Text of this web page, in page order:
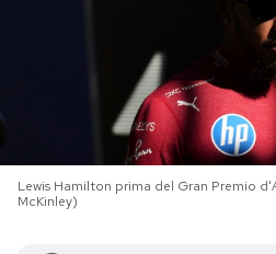
NEWSLETTER
I MIEI PREFERITI
SHOP
Lewis Hamilton prima del Gran Premio
McKinley)